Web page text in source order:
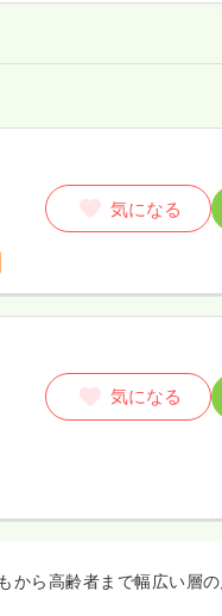
気になる
気になる
から高齢者まで幅広い層